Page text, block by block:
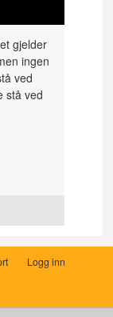
gjelder
ingen
ved
stå ved
Logg inn